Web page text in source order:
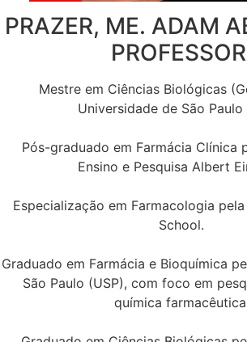
PRAZER, ME. ADAM
Mestre em Ciências Biológicas
Universidade de São Paulo
Pós-graduado em Farmácia Clínica
Ensino e Pesquisa Albert
Especialização em Farmacologia
School.
Graduado em Farmácia e Bioquímica
São Paulo (USP), com foco em
química